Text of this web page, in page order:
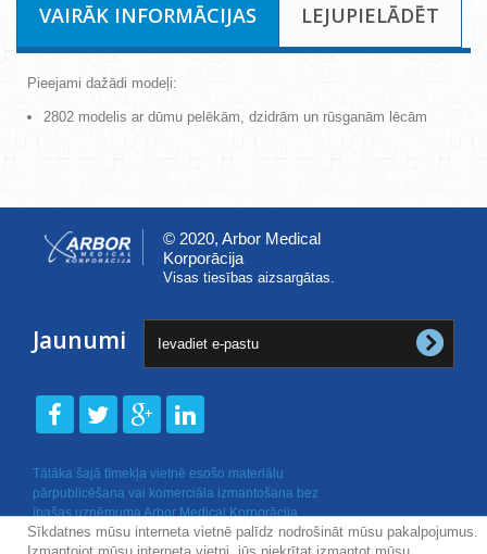
VAIRĀK INFORMĀCIJAS LEJUPIELĀDĒT
Pieejami dažādi modeļi:
2802 modelis ar dūmu pelēkām, dzidrām un rūsganām lēcām
© 2020, Arbor Medical
Korporācija
Visas tiesības aizsargātas.
Jaunumi
Sīkdatnes mūsu interneta vietnē palīdz nodrošināt mūsu pakalpojumus.
Tālāka šajā tīmekļa vietnē esošo materiālu
pārpublicēšana vai komerciāla izmantošana bez
īpašas uzņēmuma Arbor Medical Korporācija
rakstiskas atļaujas nav atļauta.